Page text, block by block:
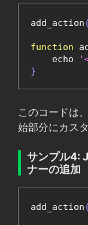
add_action (
function
    echo
}
このコードは
始部分にカス
サンプル4:
ナーの追加
add_action (